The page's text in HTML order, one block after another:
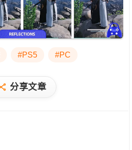
#PS5 #PC
分享文章